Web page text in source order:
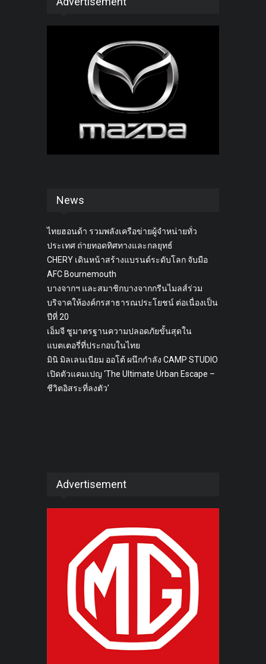
News
ไทยฮอนด้า รวมพลังเครือข่ายผู้จำหน่ายทั่ว
ประเทศ ถ่ายทอดทิศทางและกลยุทธ์
CHERY เดินหน้าสร้างแบรนด์ระดับโลก จับมือ
AFC Bournemouth
บางจากฯ และสมาชิกบางจากกรีนไมลส์ร่วม
บริจาคให้องค์กรสาธารณประโยชน์ ต่อเนื่องเป็น
ปีที่ 20
เอ็มจี ชูมาตรฐานความปลอดภัยขั้นสุดใน
แบตเตอรี่ที่ประกอบในไทย
มินิ มิลเลนเนียม ออโต้ ผนึกกำลัง CAMP STUDIO
เปิดตัวแคมเปญ ‘The Ultimate Urban Escape –
ชีวิตอิสระที่ลงตัว’
Advertisement